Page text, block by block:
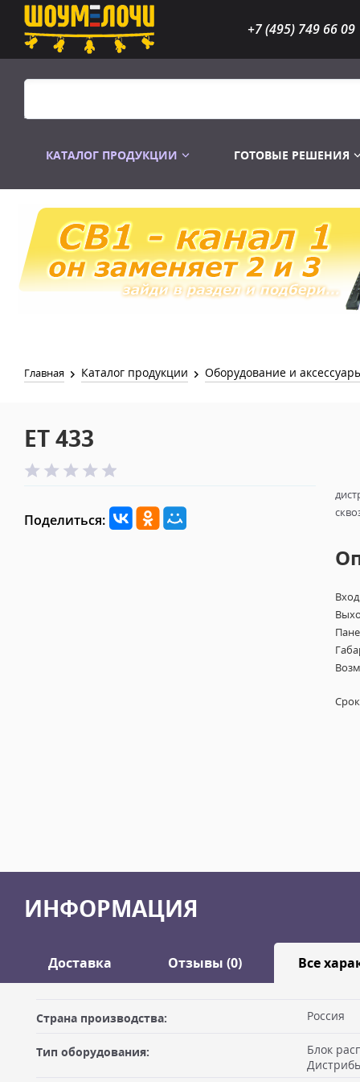
+7 (495) 749 66 09
КАТАЛОГ ПРОДУКЦИИ
Распродажа Лампы
ГОТОВЫЕ РЕШЕНИЯ
Главная Каталог продукции Оборудование и
ET 433
Поделиться:
ИНФОРМАЦИЯ
Доставка Отзывы (0) Все
ДОСТАВКА
Самовывоз из офиса
Оставить отзыв
Ваше имя
Страна производства: Россия
Тип оборудования:
Блок